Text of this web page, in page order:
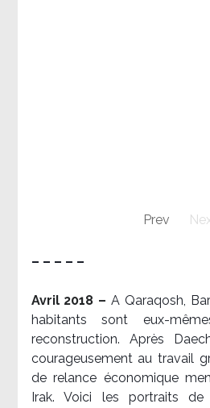
Prev
– – – – –
Avril 2018 –A Qaraqosh,
habitants sont eux-
reconstruction. Après
courageusement au travail
de relance économique
Irak. Voici les portraits de